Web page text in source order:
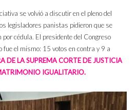
se volvió a discutir en el pleno del
legisladores panistas pidieron que se
por cédula. El presidente del Congreso
fue el mismo: 15 votos en contra y 9 a
DE LA SUPREMA CORTE DE JUSTICIA
IGUALITARIO.